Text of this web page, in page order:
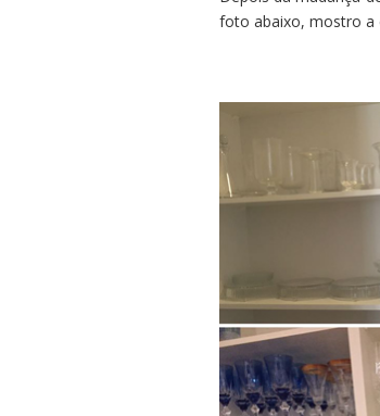
foto abaixo, mostro a